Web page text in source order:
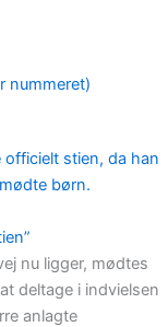
nummeret)
nu ligger, mødtes
deltage i indvielsen
anlagte